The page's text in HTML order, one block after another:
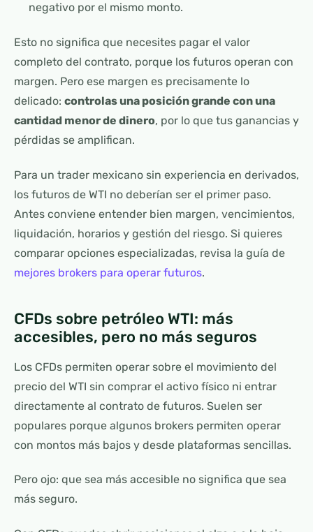
negativo por el mismo monto.
Esto no significa que necesites pagar el valor
completo del contrato, porque los futuros operan con
margen. Pero ese margen es precisamente lo
delicado: controlas una posición grande con una
cantidad menor de dinero, por lo que tus ganancias y
pérdidas se amplifican.
Para un trader mexicano sin experiencia en derivados,
los futuros de WTI no deberían ser el primer paso.
Antes conviene entender bien margen, vencimientos,
liquidación, horarios y gestión del riesgo. Si quieres
comparar opciones especializadas, revisa la guía de
mejores brokers para operar futuros.
CFDs sobre petróleo WTI: más
accesibles, pero no más seguros
Los CFDs permiten operar sobre el movimiento del
precio del WTI sin comprar el activo físico ni entrar
directamente al contrato de futuros. Suelen ser
populares porque algunos brokers permiten operar
con montos más bajos y desde plataformas sencillas.
Pero ojo: que sea más accesible no significa que sea
más seguro.